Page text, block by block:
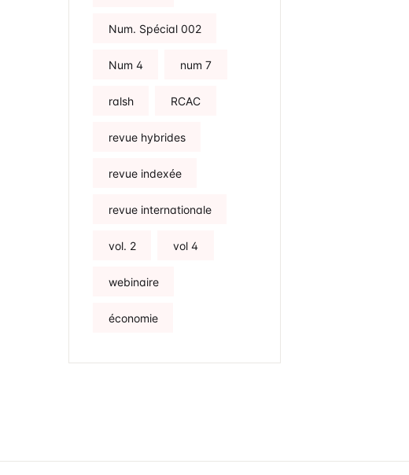
Num. Spécial 002
Num 4 num 7
ralsh RCAC
revue hybrides
revue indexée
revue internationale
vol. 2 vol 4
webinaire
économie